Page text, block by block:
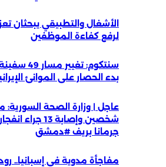
الأشغال والتطبيقي يبحثان
لرفع كفاءة الموظفين
سنتكوم:
بدء الحصار على الموانئ
عاجل | وزارة الصحة السورية:
شخصين وإصابة 13
جرمانا بريف #دمشق
مفاجأة مدوية في إسبانيا..